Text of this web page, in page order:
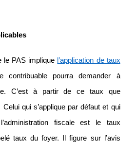
le PAS implique l’application de taux
contribuable pourra demander à
C’est à partir de ce taux que
Celui qui s’applique par défaut et qui
fiscale est le taux
taux du foyer. Il figure sur l’avis